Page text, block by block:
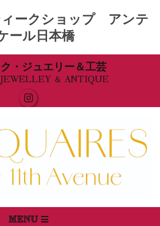
ィークショップ アンテ
ール日本橋
・ジュエリー＆工芸
＆ ANTIQUE
MENU